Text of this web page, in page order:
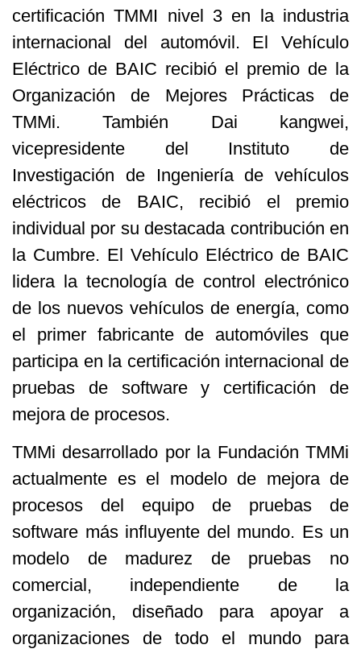
certificación TMMI nivel 3 en la industria
internacional del automóvil. El Vehículo
Eléctrico de BAIC recibió el premio de la
Organización de Mejores Prácticas de
TMMi. También Dai kangwei,
vicepresidente del Instituto de
Investigación de Ingeniería de vehículos
eléctricos de BAIC, recibió el premio
individual por su destacada contribución en
la Cumbre. El Vehículo Eléctrico de BAIC
lidera la tecnología de control electrónico
de los nuevos vehículos de energía, como
el primer fabricante de automóviles que
participa en la certificación internacional de
pruebas de software y certificación de
mejora de procesos.
TMMi desarrollado por la Fundación TMMi
actualmente es el modelo de mejora de
procesos del equipo de pruebas de
software más influyente del mundo. Es un
modelo de madurez de pruebas no
comercial, independiente de la
organización, diseñado para apoyar a
organizaciones de todo el mundo para